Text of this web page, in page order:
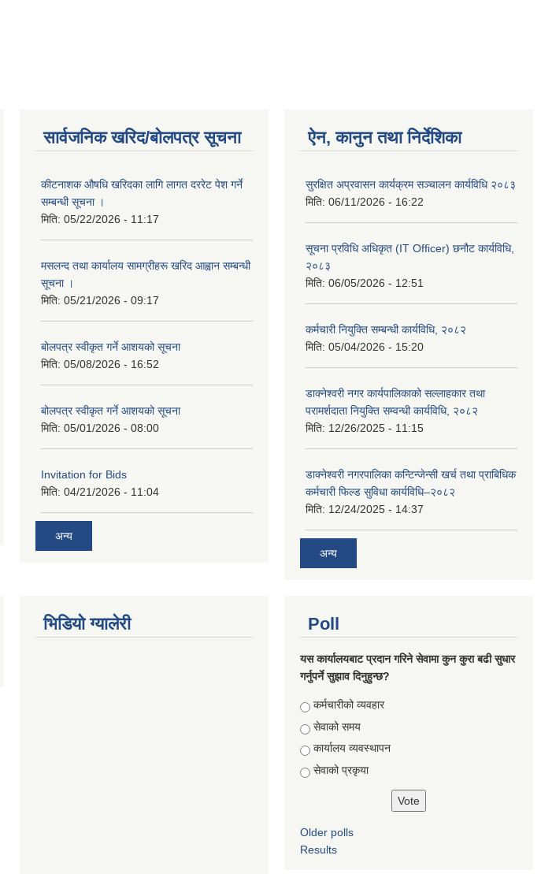
सार्वजनिक खरिद/बोलपत्र सूचना
कीटनाशक औषधि खरिदका लागि लागत दररेट पेश गर्ने
सम्बन्धी सूचना ।
मिति: 05/22/2026 - 11:17
मसलन्द तथा कार्यालय सामग्रीहरू खरिद आह्वान सम्बन्धी
सूचना ।
मिति: 05/21/2026 - 09:17
बोलपत्र स्वीकृत गर्ने आशयको सूचना
मिति: 05/08/2026 - 16:52
बोलपत्र स्वीकृत गर्ने आशयको सूचना
मिति: 05/01/2026 - 08:00
Invitation for Bids
मिति: 04/21/2026 - 11:04
अन्य
ऐन, कानुन तथा निर्देशिका
सुरक्षित अप्रवासन कार्यक्रम सञ्चालन कार्यविधि २०८३
मिति: 06/11/2026 - 16:22
सूचना प्रविधि अधिकृत (IT Officer) छनौट कार्यविधि,
२०८३
मिति: 06/05/2026 - 12:51
कर्मचारी नियुक्ति सम्बन्धी कार्यविधि, २०८२
मिति: 05/04/2026 - 15:20
डाक्नेश्वरी नगर कार्यपालिकाको सल्लाहकार तथा
परामर्शदाता नियुक्ति सम्वन्धी कार्यविधि, २०८२
मिति: 12/26/2025 - 11:15
डाक्नेश्वरी नगरपालिका कन्टिन्जेन्सी खर्च तथा प्राबिधिक
कर्मचारी फिल्ड सुविधा कार्यविधि–२०८२
मिति: 12/24/2025 - 14:37
अन्य
भिडियाे ग्यालेरी Poll
यस कार्यालयबाट प्रदान गरिने सेवामा कुन कुरा बढी सुधार
गर्नुपर्ने सुझाव दिनुहुन्छ?
Choices
कर्मचारीको व्यवहार
सेवाको समय
कार्यालय व्यवस्थापन
सेवाको प्रकृया
Older polls
Results